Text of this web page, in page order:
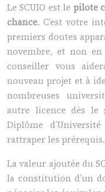
Le SCUIO est le pilote
chance. C’est votre
premiers doutes
novembre, et non
conseiller vous
nouveau projet et à
nombreuses
autre licence dès le
Diplôme
rattraper les prérequis.
La valeur ajoutée du
la constitution d’un